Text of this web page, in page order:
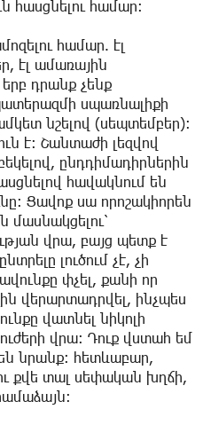
հասցնելու համար։
համար. էլ
էլ ամառային
դրանք չենք
սպառնալիքի
նշելով (սեպտեմբեր)։
է։ Շանտաժի լեզվով
ընդդիմադիրներին
հավակնում են
Ցավոք սա որոշակիորեն
մասնակցելու՝
վրա, բայց պետք է
լուծում չէ, չի
փչել, քանի որ
վերարտադրվել, ինչպես
վատնել նիկոլի
վրա։ Դուք վստահ եմ
նրանք։ հետևաբար,
քվե տալ սեփական խղճի,